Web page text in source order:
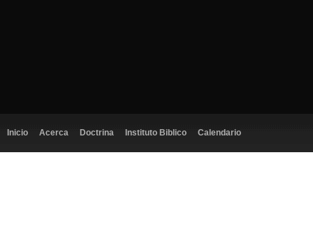
Inicio Acerca Doctrina Instituto Biblico Calendario